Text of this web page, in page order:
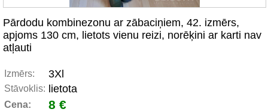
Pārdodu kombinezonu ar zābaciņiem, 42. izmērs,
apjoms 130 cm, lietots vienu reizi, norēķini ar karti nav
atļauti
Izmērs: 3Xl
Stāvoklis: lietota
Cena: 8 €